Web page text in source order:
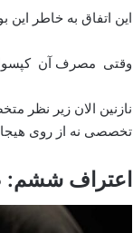
این اتفاق به خاطر
وقتی مصرف آن کپسول
نازنین الان زیر نظر
تخصصی نه از روی
اعتراف ششم: